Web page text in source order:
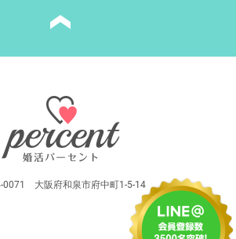
0071 大阪府和泉市府中町1-5-14